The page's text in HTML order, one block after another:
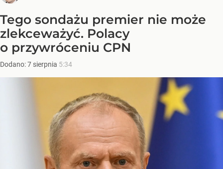
Tego sondażu premier nie może
zlekceważyć. Polacy
o przywróceniu CPN
Dodano:7 sierpnia 5:34